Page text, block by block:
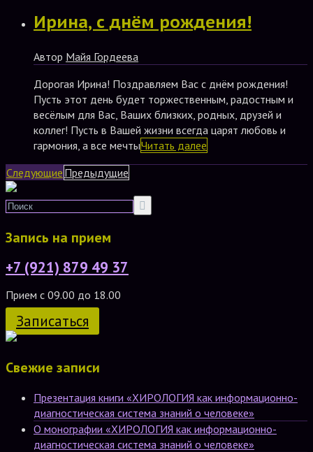
Ирина, с днём рождения!
Автор Майя Гордеева
Дорогая Ирина! Поздравляем Вас с днём рождения!
Пусть этот день будет торжественным, радостным и
весёлым для Вас, Ваших близких, родных, друзей и
коллег! Пусть в Вашей жизни всегда царят любовь и
гармония, а все мечтыЧитать далее
Следующие Предыдущие
Запись на прием
+7 (921) 879 49 37
Прием с 09.00 до 18.00
Записаться
Свежие записи
Презентация книги «ХИРОЛОГИЯ как информационно-
диагностическая система знаний о человеке»
О монографии «ХИРОЛОГИЯ как информационно-
диагностическая система знаний о человеке»